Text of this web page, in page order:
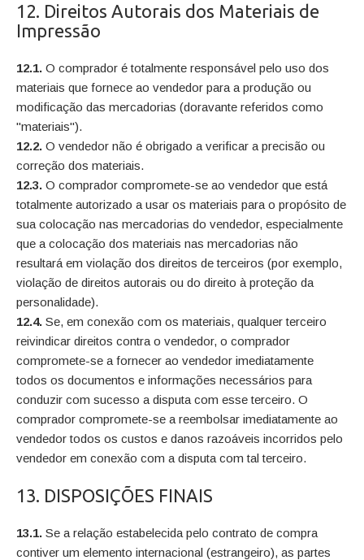
12. Direitos Autorais dos Materiais de
Impressão
12.1.O comprador é totalmente responsável pelo uso dos
materiais que fornece ao vendedor para a produção ou
modificação das mercadorias (doravante referidos como
"materiais").
12.2.O vendedor não é obrigado a verificar a precisão ou
correção dos materiais.
12.3.O comprador compromete-se ao vendedor que está
totalmente autorizado a usar os materiais para o propósito de
sua colocação nas mercadorias do vendedor, especialmente
que a colocação dos materiais nas mercadorias não
resultará em violação dos direitos de terceiros (por exemplo,
violação de direitos autorais ou do direito à proteção da
personalidade).
12.4.Se, em conexão com os materiais, qualquer terceiro
reivindicar direitos contra o vendedor, o comprador
compromete-se a fornecer ao vendedor imediatamente
todos os documentos e informações necessários para
conduzir com sucesso a disputa com esse terceiro. O
comprador compromete-se a reembolsar imediatamente ao
vendedor todos os custos e danos razoáveis incorridos pelo
vendedor em conexão com a disputa com tal terceiro.
13. DISPOSIÇÕES FINAIS
13.1.Se a relação estabelecida pelo contrato de compra
contiver um elemento internacional (estrangeiro), as partes